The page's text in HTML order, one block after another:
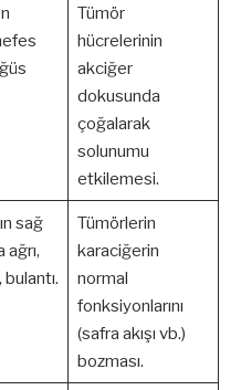
Tümör
hücrelerinin
akciğer
dokusunda
çoğalarak
solunumu
etkilemesi.
sağ
bulantı.
Tümörlerin
karaciğerin
normal
fonksiyonlarını
(safra akışı vb.)
bozması.